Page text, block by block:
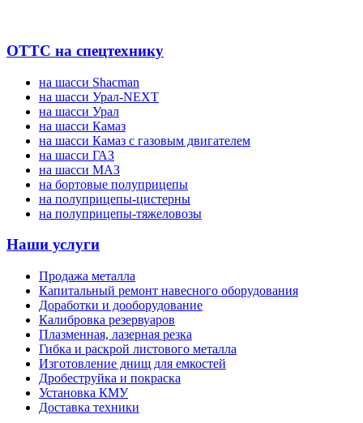
ОТТС на спецтехнику
на шасси Shacman
на шасси Урал-NEXT
на шасси Урал
на шасси Камаз
на шасси Камаз с газовым двигателем
на шасси ГАЗ
на шасси МАЗ
на бортовые полуприцепы
на полуприцепы-цистерны
на полуприцепы-тяжеловозы
Наши услуги
Продажа металла
Капитальный ремонт навесного оборудования
Доработки и дооборудование
Калибровка резервуаров
Плазменная, лазерная резка
Гибка и раскрой листового металла
Изготовление днищ для емкостей
Дробеструйка и покраска
Установка КМУ
Доставка техники